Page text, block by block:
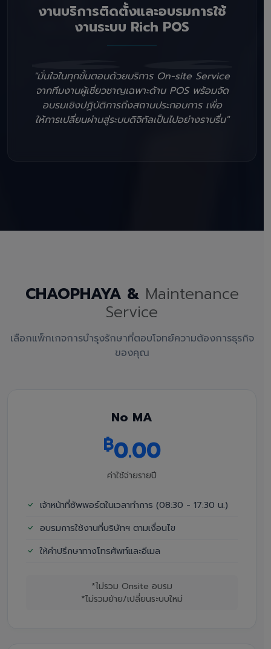
งานบริการติดตั้งและอบรมการใช้
งานระบบ Rich POS
"มั่นใจในทุกขั้นตอนด้วยบริการ On-site Service
จากทีมงานผู้เชี่ยวชาญเฉพาะด้าน POS พร้อมจัด
อบรมเชิงปฏิบัติการถึงสถานประกอบการ เพื่อ
ให้การเปลี่ยนผ่านสู่ระบบดิจิทัลเป็นไปอย่างราบรื่น"
CHAOPHAYA & Maintenance
Service
เลือกแพ็กเกจการบำรุงรักษาที่ตอบโจทย์ความต้องการธุรกิจ
ของคุณ
No MA
฿0.00
ค่าใช้จ่ายรายปี
เจ้าหน้าที่ซัพพอร์ตในเวลาทำการ (08:30 - 17:30 น.)
อบรมการใช้งานที่บริษัทฯ ตามเงื่อนไข
ให้คำปรึกษาทางโทรศัพท์และอีเมล
*ไม่รวม Onsite อบรม
*ไม่รวมย้าย/เปลี่ยนระบบใหม่